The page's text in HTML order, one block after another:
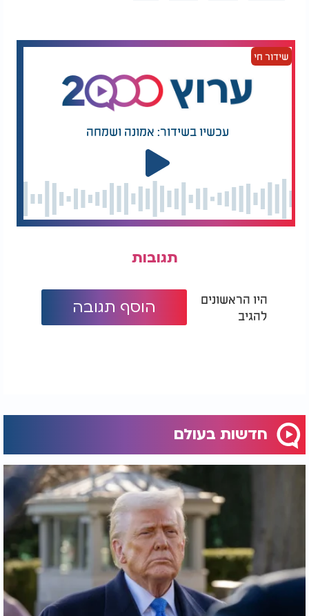
שידור חי
עכשיו בשידור: אמונה ושמחה
תגובות
היו הראשונים
להגיב
הוסף תגובה
חדשות בעולם